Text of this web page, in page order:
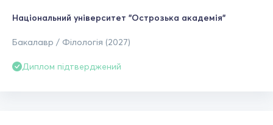
Національний університет "Острозька академія"
Бакалавр / Філологія (2027)
Диплом підтверджений